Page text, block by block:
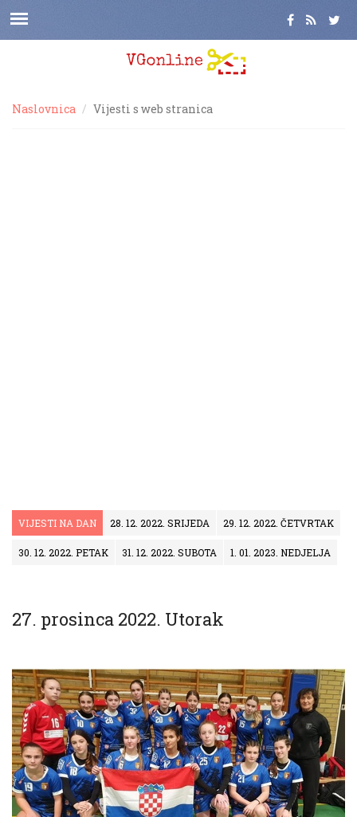
Naslovnica Vijesti s web stranica
VIJESTI NA DAN 28. 12. 2022. SRIJEDA 29. 12. 2022. ČETVRTAK
30. 12. 2022. PETAK 31. 12. 2022. SUBOTA 1. 01. 2023. NEDJELJA
27. prosinca 2022. Utorak